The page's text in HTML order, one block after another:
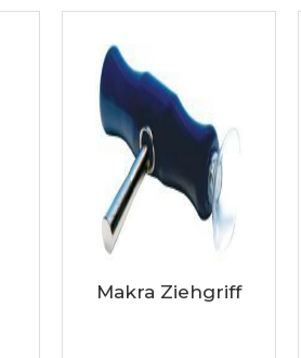
Makra Ziehgriff